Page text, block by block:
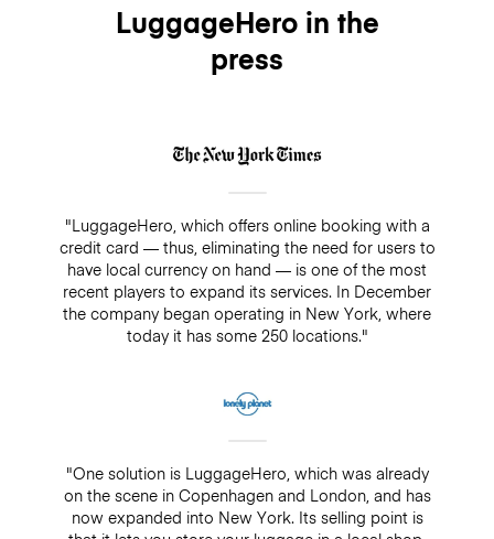
LuggageHero in the
press
"LuggageHero, which offers online booking with a
credit card — thus, eliminating the need for users to
have local currency on hand — is one of the most
recent players to expand its services. In December
the company began operating in New York, where
today it has some 250 locations."
"One solution is LuggageHero, which was already
on the scene in Copenhagen and London, and has
now expanded into New York. Its selling point is